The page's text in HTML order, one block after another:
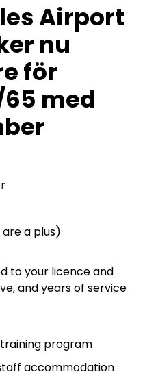
Airport
nu
för
med
are a plus)
to your licence and
and years of service
program
accommodation